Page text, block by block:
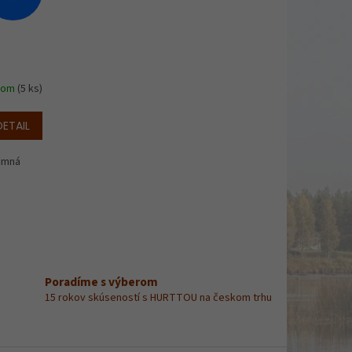
(5 ks)
Poradíme s výberom
15 rokov skúseností s HURTTOU na českom trhu